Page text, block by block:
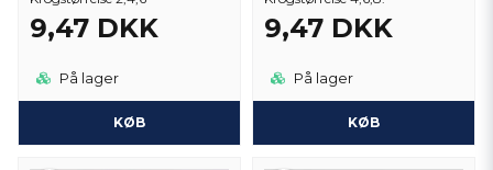
9,47 DKK
På lager
KØB
9,47 DKK
På lager
KØB